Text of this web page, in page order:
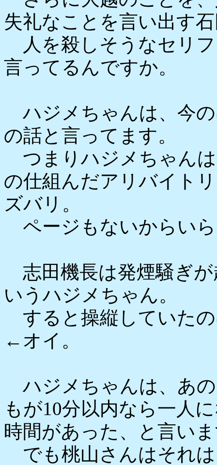
失礼なことを言い出す
人を殺しそうなセリ
言ってるんですか。
ハジメちゃんは、今
の話と言ってます。
つまりハジメちゃん
の仕組んだアリバイト
ズバリ。
ページもないからい
志田機長は発煙騒ぎ
いうハジメちゃん。
すると操縦していた
←オイ。
ハジメちゃんは、あ
もが10分以内なら一人
時間があった、と言い
でも桃山さんはそれ